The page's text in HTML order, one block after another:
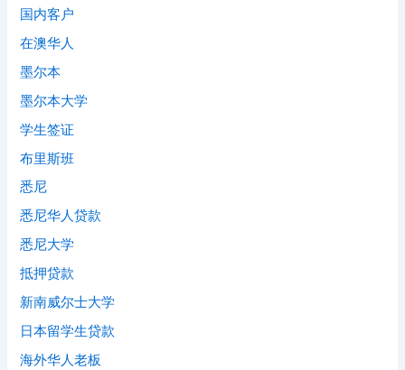
国内客户
在澳华人
墨尔本
墨尔本大学
学生签证
布里斯班
悉尼
悉尼华人贷款
悉尼大学
抵押贷款
新南威尔士大学
日本留学生贷款
海外华人老板